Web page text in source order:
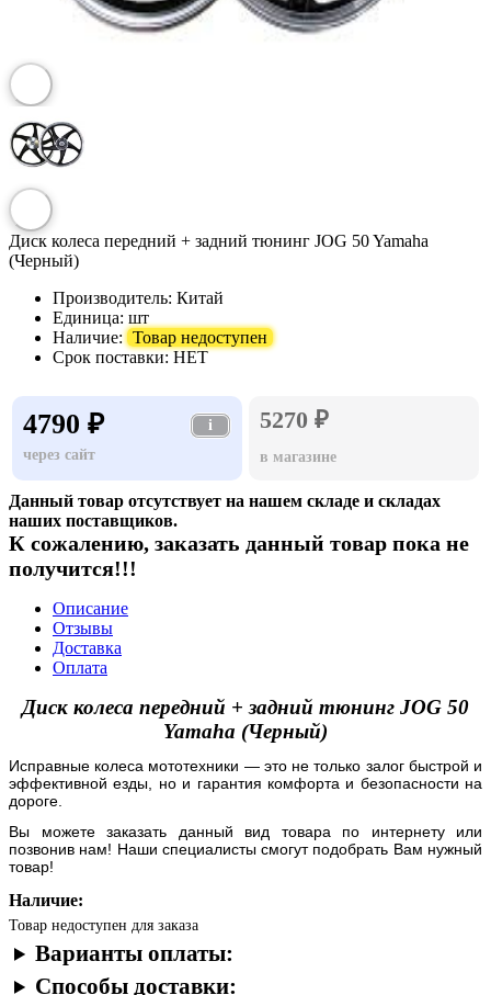
Диск колеса передний + задний тюнинг JOG 50 Yamaha
(Черный)
Производитель: Китай
Единица: шт
Наличие: Товар недоступен
Срок поставки: НЕТ
4790 ₽
i
через сайт
5270 ₽
в магазине
Данный товар отсутствует на нашем складе и складах
наших поставщиков.
К сожалению, заказать данный товар пока не
получится!!!
Описание
Отзывы
Доставка
Оплата
Диск колеса передний + задний тюнинг JOG 50
Yamaha (Черный)
Исправные колеса мототехники — это не только залог быстрой и
эффективной езды, но и гарантия комфорта и безопасности на
дороге.
Вы можете заказать данный вид товара по интернету или
позвонив нам! Наши специалисты смогут подобрать Вам нужный
товар!
Наличие:
Товар недоступен для заказа
Варианты оплаты:
Способы доставки: